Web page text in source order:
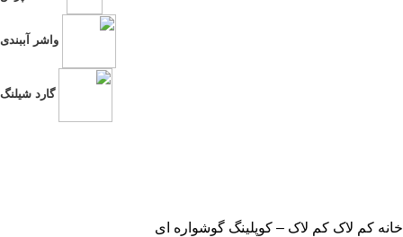
واشر آببندی
گارد شیلنگ
خانه کم لاک کم لاک – کوپلینگ گوشواره ای